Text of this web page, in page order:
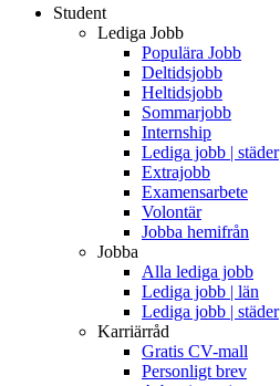
Student
Lediga Jobb
Populära Jobb
Deltidsjobb
Heltidsjobb
Sommarjobb
Internship
Lediga jobb | städer
Extrajobb
Examensarbete
Volontär
Jobba hemifrån
Jobba
Alla lediga jobb
Lediga jobb | län
Lediga jobb | städer
Karriärråd
Gratis CV-mall
Personligt brev